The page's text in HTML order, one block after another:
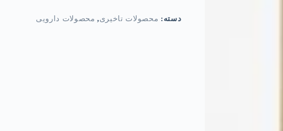
و
دسته: محصولات تاخیری, محصولات دارویی